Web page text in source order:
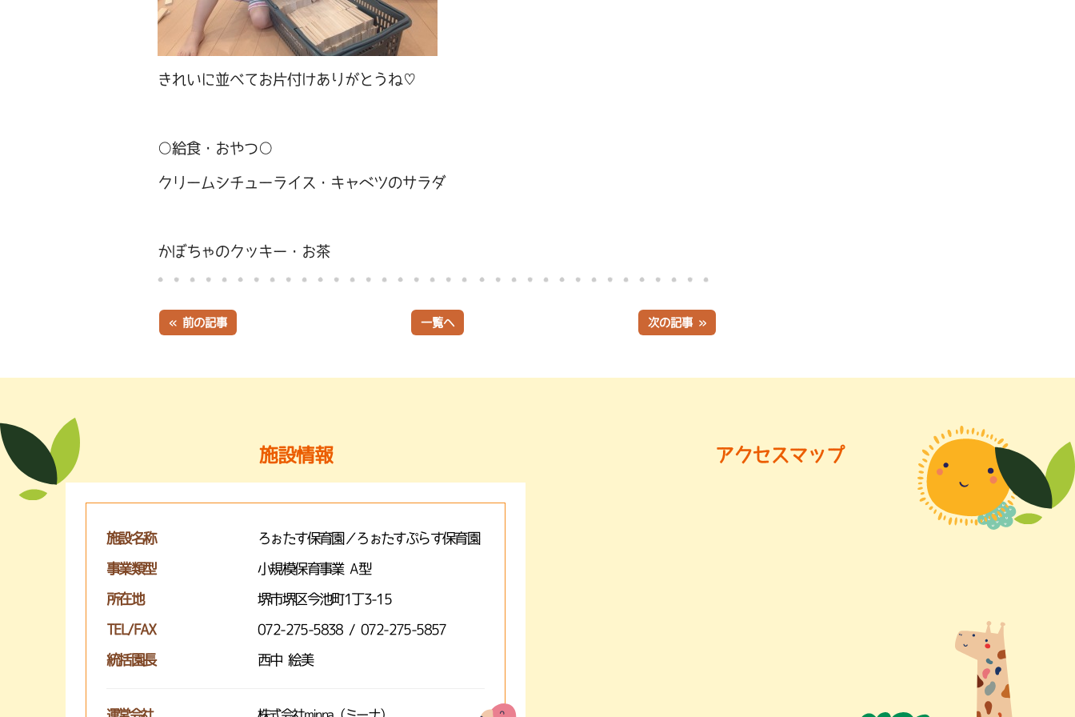
きれいに並べてお片付けありがとうね♡
○給食・おやつ○
クリームシチューライス・キャベツのサラダ
かぼちゃのクッキー・お茶
« 前の記事 一覧へ 次の記事 »
施設情報
施設名称 ろぉたす保育園／ろぉたすぷらす保育園
事業類型 小規模保育事業 A型
所在地 堺市堺区今池町1丁3-15
TEL/FAX 072-275-5838 / 072-275-5857
統括園長 西中 絵美
アクセスマップ